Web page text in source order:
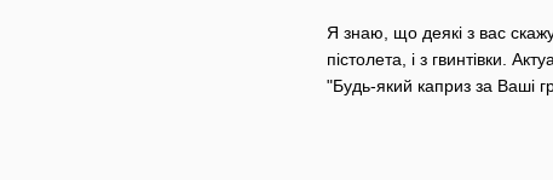
Я знаю, що деякі з вас
пістолета, і з гвинтівки.
"Будь-який каприз за Ваші